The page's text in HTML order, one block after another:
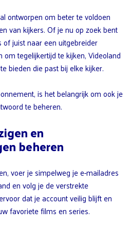
ontworpen om beter te voldoen
van kijkers. Of je nu op zoek bent
juist naar een uitgebreider
tegelijkertijd te kijken, Videoland
bieden die past bij elke kijker.
is het belangrijk om ook je
te beheren.
en
beheren
voer je simpelweg je e-mailadres
en volg je de verstrekte
dat je account veilig blijft en
favoriete films en series.